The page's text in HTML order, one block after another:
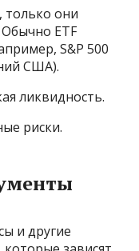
они
ETF
S&P 500
США).
ликвидность.
риски.
и другие